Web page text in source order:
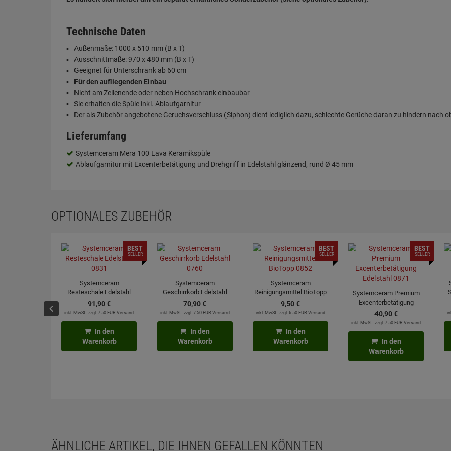
Technische Daten
Außenmaße: 1000 x 510 mm (B x T)
Ausschnittmaße: 970 x 480 mm (B x T)
Geeignet für Unterschrank ab 60 cm
Für den aufliegenden Einbau
Nicht am Zeilenende oder neben Hochschrank einbaubar
Sie erhalten die Spüle inkl. Ablaufgarnitur
Der als Zubehör angebotene Geruchsverschluss (Siphon) dient lediglich dazu, schlechte Gerüche daran zu hindern nach
Lieferumfang
Systemceram Mera 100 Lava Keramikspüle
Ablaufgarnitur mit Excenterbetätigung und Drehgriff in Edelstahl glänzend, rund Ø 45 mm
OPTIONALES ZUBEHÖR
Systemceram
Resteschale Edelstahl
0831
91,90€
inkl. MwSt. zzgl. 7.50 EUR Versand
BEST
SELLER
In den
Warenkorb
Systemceram
Geschirrkorb Edelstahl
0760
70,90€
inkl. MwSt. zzgl. 7.50 EUR Versand
In den
Warenkorb
Systemceram
Reinigungsmittel BioTopp
0852
9,50€
inkl. MwSt. zzgl. 6.50 EUR Versand
BEST
SELLER
In den
Warenkorb
Systemceram Premium
Excenterbetätigung
Edelstahl 0871
40,90€
inkl. MwSt. zzgl. 7.50 EUR Versand
BEST
SELLER
In den
Warenkorb
ÄHNLICHE ARTIKEL, DIE IHNEN GEFALLEN KÖNNTEN